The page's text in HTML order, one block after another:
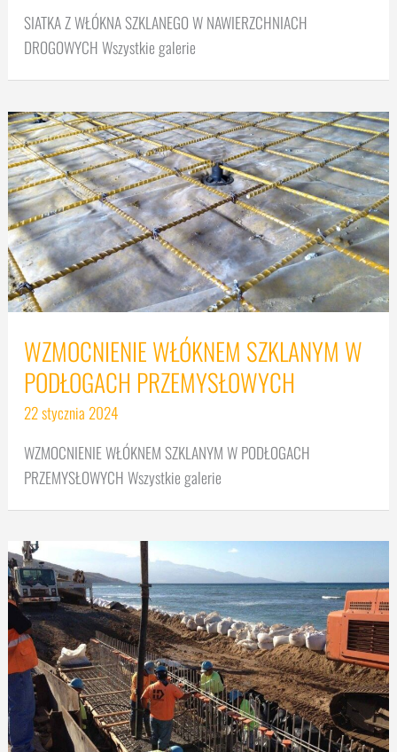
SIATKA Z WŁÓKNA SZKLANEGO W NAWIERZCHNIACH
DROGOWYCH Wszystkie galerie
WZMOCNIENIE WŁÓKNEM SZKLANYM W
PODŁOGACH PRZEMYSŁOWYCH
22 stycznia 2024
WZMOCNIENIE WŁÓKNEM SZKLANYM W PODŁOGACH
PRZEMYSŁOWYCH Wszystkie galerie